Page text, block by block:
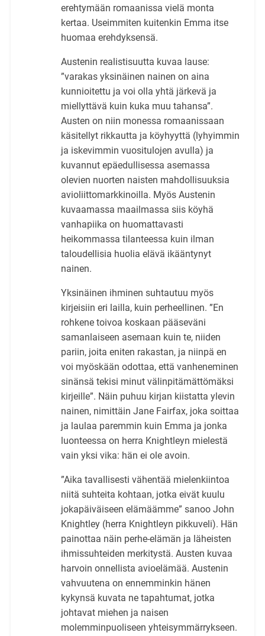
erehtymään romaanissa vielä monta
kertaa. Useimmiten kuitenkin Emma itse
huomaa erehdyksensä.
Austenin realistisuutta kuvaa lause:
”varakas yksinäinen nainen on aina
kunnioitettu ja voi olla yhtä järkevä ja
miellyttävä kuin kuka muu tahansa”.
Austen on niin monessa romaanissaan
käsitellyt rikkautta ja köyhyyttä (lyhyimmin
ja iskevimmin vuositulojen avulla) ja
kuvannut epäedullisessa asemassa
olevien nuorten naisten mahdollisuuksia
avioliittomarkkinoilla. Myös Austenin
kuvaamassa maailmassa siis köyhä
vanhapiika on huomattavasti
heikommassa tilanteessa kuin ilman
taloudellisia huolia elävä ikääntynyt
nainen.
Yksinäinen ihminen suhtautuu myös
kirjeisiin eri lailla, kuin perheellinen. ”En
rohkene toivoa koskaan pääseväni
samanlaiseen asemaan kuin te, niiden
pariin, joita eniten rakastan, ja niinpä en
voi myöskään odottaa, että vanheneminen
sinänsä tekisi minut välinpitämättömäksi
kirjeille”. Näin puhuu kirjan kiistatta ylevin
nainen, nimittäin Jane Fairfax, joka soittaa
ja laulaa paremmin kuin Emma ja jonka
luonteessa on herra Knightleyn mielestä
vain yksi vika: hän ei ole avoin.
”Aika tavallisesti vähentää mielenkiintoa
niitä suhteita kohtaan, jotka eivät kuulu
jokapäiväiseen elämäämme” sanoo John
Knightley (herra Knightleyn pikkuveli). Hän
painottaa näin perhe-elämän ja läheisten
ihmissuhteiden merkitystä. Austen kuvaa
harvoin onnellista avioelämää. Austenin
vahvuutena on ennemminkin hänen
kykynsä kuvata ne tapahtumat, jotka
johtavat miehen ja naisen
molemminpuoliseen yhteisymmärrykseen.